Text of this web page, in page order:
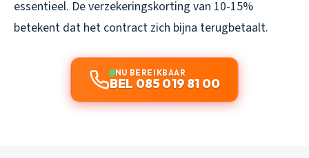
essentieel. De verzekeringskorting van 10-15%
betekent dat het contract zich bijna terugbetaalt.
NU BEREIKBAAR
BEL 085 019 81 00